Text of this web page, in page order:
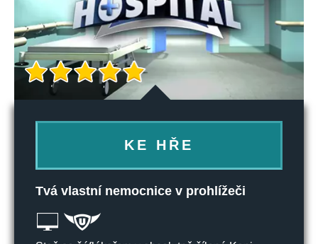
KE HŘE
Tvá vlastní nemocnice v prohlížeči